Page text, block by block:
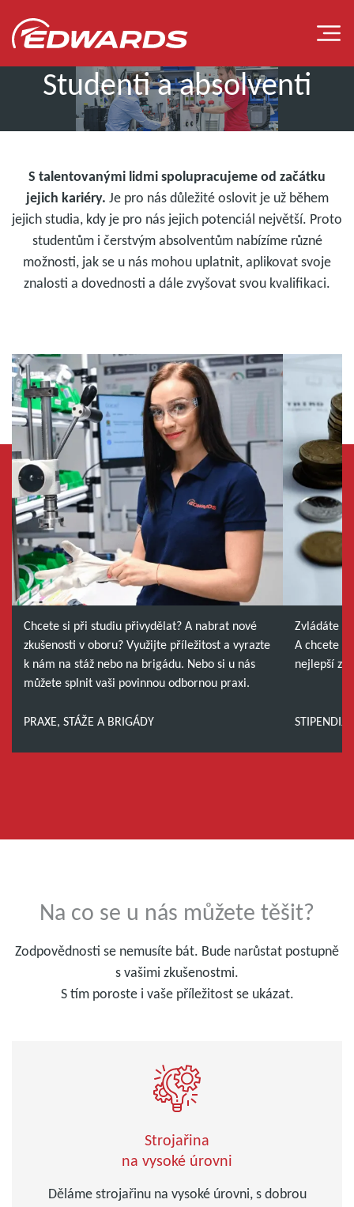
NAŠE TÝMY
Studenti a absolventi
S talentovanými lidmi spolupracujeme od začátku
jejich kariéry. Je pro nás důležité oslovit je už během
jejich studia, kdy je pro nás jejich potenciál největší. Proto
studentům i čerstvým absolventům nabízíme různé
možnosti, jak se u nás mohou uplatnit, aplikovat svoje
znalosti a dovednosti a dále zvyšovat svou kvalifikaci.
Chcete si při studiu přivydělat? A nabrat nové
zkušenosti v oboru? Využijte příležitost a vyrazte
k nám na stáž nebo na brigádu. Nebo si u nás
můžete splnit vaši povinnou odbornou praxi.
PRAXE, STÁŽE A BRIGÁDY
Zvládáte
A chcete u
nejlepší z
Na co se u nás můžete těšit?
Zodpovědnosti se nemusíte bát. Bude narůstat postupně
s vašimi zkušenostmi.
S tím poroste i vaše příležitost se ukázat.
Strojařina
na vysoké úrovni
Děláme strojařinu na vysoké úrovni, s dobrou